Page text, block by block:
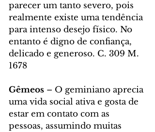
parecer um tanto severo, pois
realmente existe uma tendência
para intenso desejo físico. No
entanto é digno de confiança,
delicado e generoso. C. 309 M.
1678
Gêmeos – O geminiano aprecia
uma vida social ativa e gosta de
estar em contato com as
pessoas, assumindo muitas